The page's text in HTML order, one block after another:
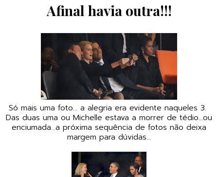
Afinal havia outra!!!
Só mais uma foto... a alegria era evidente naqueles 3.
Das duas uma ou Michelle estava a morrer de tédio...ou
enciumada...a próxima sequência de fotos não deixa
margem para dúvidas...